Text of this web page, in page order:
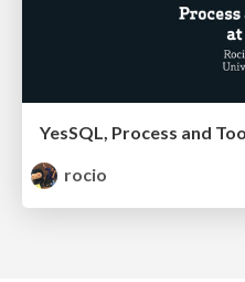
YesSQL, Process and
rocio